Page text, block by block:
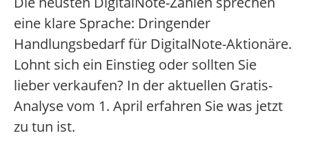
eine klare Sprache: Dringender
Handlungsbedarf für DigitalNote-Aktionäre.
Lohnt sich ein Einstieg oder sollten Sie
lieber verkaufen? In der aktuellen Gratis-
Analyse vom 1. April erfahren Sie was jetzt
zu tun ist.